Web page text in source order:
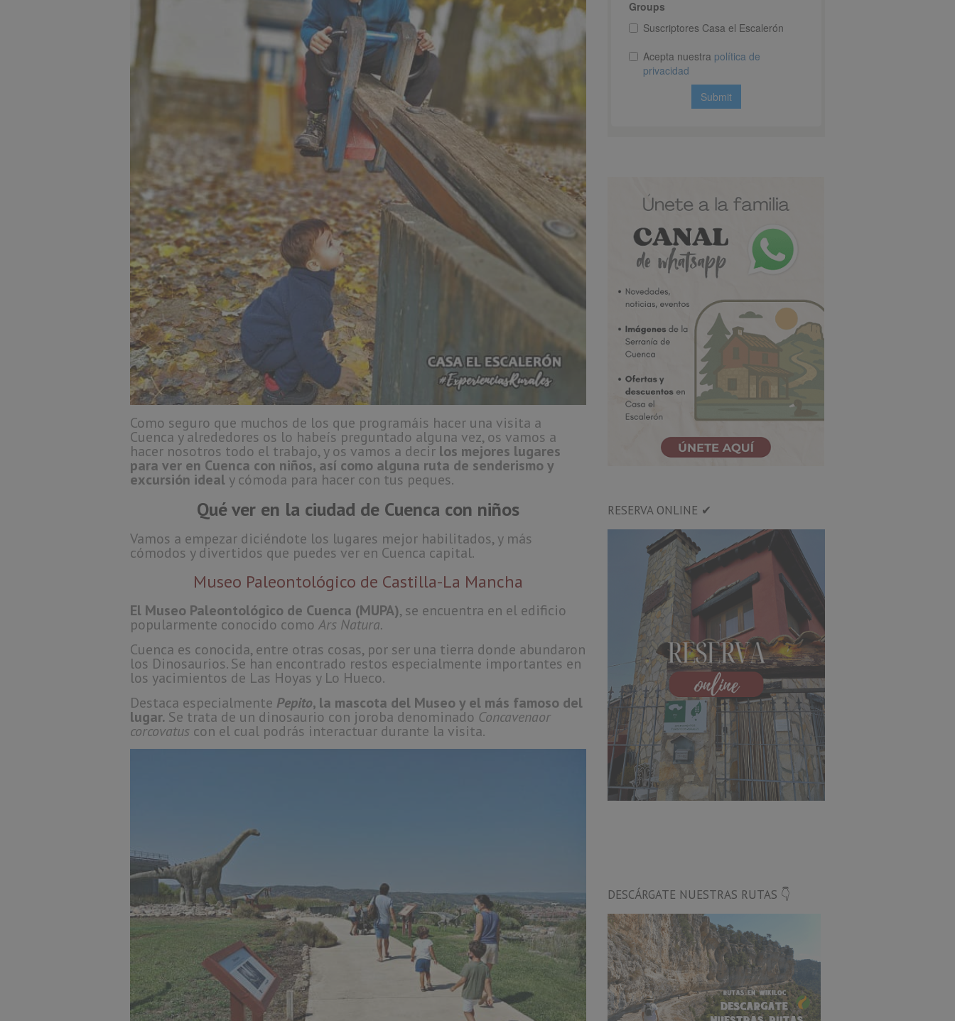
Como seguro que muchos de los que programáis hacer una visita a
Cuenca y alrededores os lo habeís preguntado alguna vez, os vamos a
hacer nosotros todo el trabajo, y os vamos a decir los mejores lugares
para ver en Cuenca con niños, así como alguna ruta de senderismo y
excursión ideal y cómoda para hacer con tus peques.
Qué ver en la ciudad de Cuenca con niños
Vamos a empezar diciéndote los lugares mejor habilitados, y más
cómodos y divertidos que puedes ver en Cuenca capital.
Museo Paleontológico de Castilla-La Mancha
El Museo Paleontológico de Cuenca (MUPA), se encuentra en el edificio
popularmente conocido como Ars Natura.
Cuenca es conocida, entre otras cosas, por ser una tierra donde abundaron
los Dinosaurios. Se han encontrado restos especialmente importantes en
los yacimientos de Las Hoyas y Lo Hueco.
Destaca especialmente Pepito, la mascota del Museo y el más famoso del
lugar. Se trata de un dinosaurio con joroba denominado Concavenaor
corcovatus con el cual podrás interactuar durante la visita.
RESERVA ONLINE ✔
DESCÁRGATE NUESTRAS RUTAS 👇